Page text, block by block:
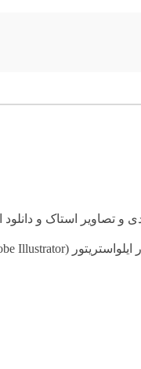
و تصاویر استاک و